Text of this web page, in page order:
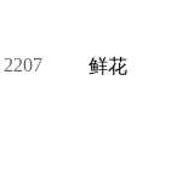
2207
鲜花